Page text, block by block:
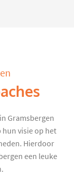
Gramsbergen
visie op het
Hierdoor
een leuke